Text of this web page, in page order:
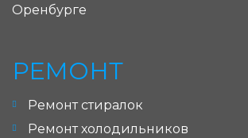
Оренбурге
РЕМОНТ
Ремонт стиралок
Ремонт холодильников